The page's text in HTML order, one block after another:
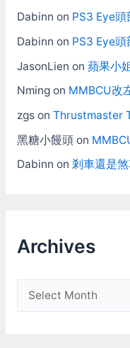
Dabinn on PS3 Eye頭
Dabinn on PS3 Eye頭
JasonLien on 蘋果小
Nmingon MMBCU改
zgson Thrustmaster
黑糖小饅頭on
Dabinn on 剎車還是煞
Archives
r